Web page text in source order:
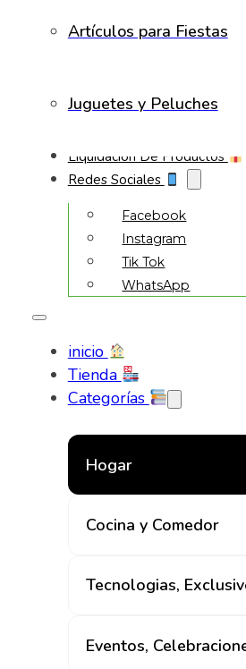
Artículos para Fiestas
Juguetes y Peluches
Liquidación De Productos
Redes Sociales
Facebook
Instagram
Tik Tok
WhatsApp
inicio
Tienda
Categorías
Hogar
Cocina y Comedor
Tecnologias,
Eventos,